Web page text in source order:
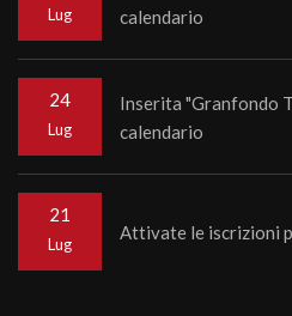
Lug
calendario
24
Lug
Inserita "Granfondo
calendario
21
Lug
Attivate le iscrizioni